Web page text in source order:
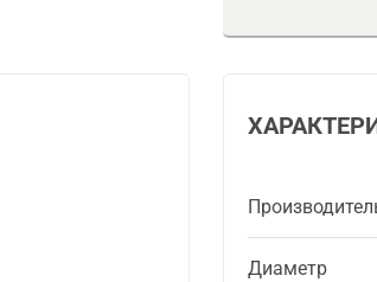
Диаметр